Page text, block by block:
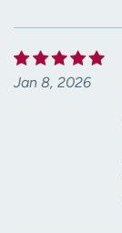
Jan 8, 2026